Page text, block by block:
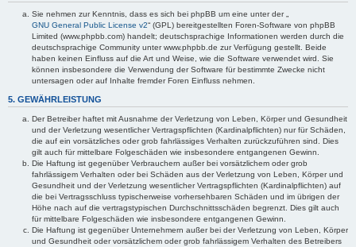
Sie nehmen zur Kenntnis, dass es sich bei phpBB um eine unter der „
GNU General Public License v2“ (GPL) bereitgestellten Foren-Software von phpBB
Limited (www.phpbb.com) handelt; deutschsprachige Informationen werden durch die
deutschsprachige Community unter www.phpbb.de zur Verfügung gestellt. Beide
haben keinen Einfluss auf die Art und Weise, wie die Software verwendet wird. Sie
können insbesondere die Verwendung der Software für bestimmte Zwecke nicht
untersagen oder auf Inhalte fremder Foren Einfluss nehmen.
5. GEWÄHRLEISTUNG
Der Betreiber haftet mit Ausnahme der Verletzung von Leben, Körper und Gesundheit
und der Verletzung wesentlicher Vertragspflichten (Kardinalpflichten) nur für Schäden,
die auf ein vorsätzliches oder grob fahrlässiges Verhalten zurückzuführen sind. Dies
gilt auch für mittelbare Folgeschäden wie insbesondere entgangenen Gewinn.
Die Haftung ist gegenüber Verbrauchern außer bei vorsätzlichem oder grob
fahrlässigem Verhalten oder bei Schäden aus der Verletzung von Leben, Körper und
Gesundheit und der Verletzung wesentlicher Vertragspflichten (Kardinalpflichten) auf
die bei Vertragsschluss typischerweise vorhersehbaren Schäden und im übrigen der
Höhe nach auf die vertragstypischen Durchschnittsschäden begrenzt. Dies gilt auch
für mittelbare Folgeschäden wie insbesondere entgangenen Gewinn.
Die Haftung ist gegenüber Unternehmern außer bei der Verletzung von Leben, Körper
und Gesundheit oder vorsätzlichem oder grob fahrlässigem Verhalten des Betreibers